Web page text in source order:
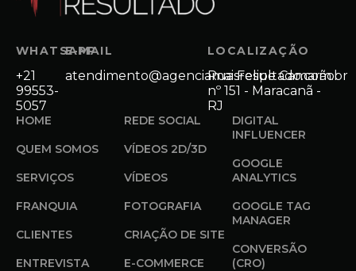
WHATSAPP
+21
99553-
5057
E-MAIL
atendimento@agenciamaisresultado.com.br
LOCALIZAÇÃO
Rua Felipe Camarão
nº 151 - Maracanã -
RJ
HOME
QUEM SOMOS
SERVIÇOS
FRANQUIA
CLIENTES
ENTREVISTA
REDE SOCIAL
VÍDEOS 2D/3D
VÍDEOS
FOTOGRAFIA
CRIAÇÃO DE SITE
E-COMMERCE
DIGITAL
INFLUENCER
GOOGLE
ANALYTICS
GOOGLE TAG
MANAGER
CONVERSÃO
(CRO)